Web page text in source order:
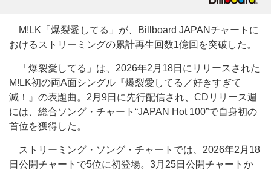
M!LK「爆裂愛してる」が、Billboard JAPANチャートに
おけるストリーミングの累計再生回数1億回を突破した。
「爆裂愛してる」は、2026年2月18日にリリースされた
M!LK初の両A面シングル『爆裂愛してる／好きすぎて
滅！』の表題曲。2月9日に先行配信され、CDリリース週
には、総合ソング・チャート“JAPAN Hot 100”で自身初の
首位を獲得した。
ストリーミング・ソング・チャートでは、2026年2月18
日公開チャートで5位に初登場。3月25日公開チャートか